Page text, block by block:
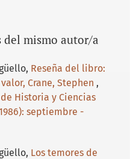
mismo autor/a
Reseña del libro:
Crane, Stephen ,
Historia y Ciencias
septiembre -
Los temores de